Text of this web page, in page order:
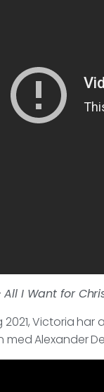
All I Want for
2021, Victoria
med Alexander